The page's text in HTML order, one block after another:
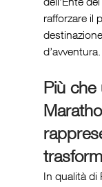
rafforzare il
d’avventura.
Più che
In qualità di